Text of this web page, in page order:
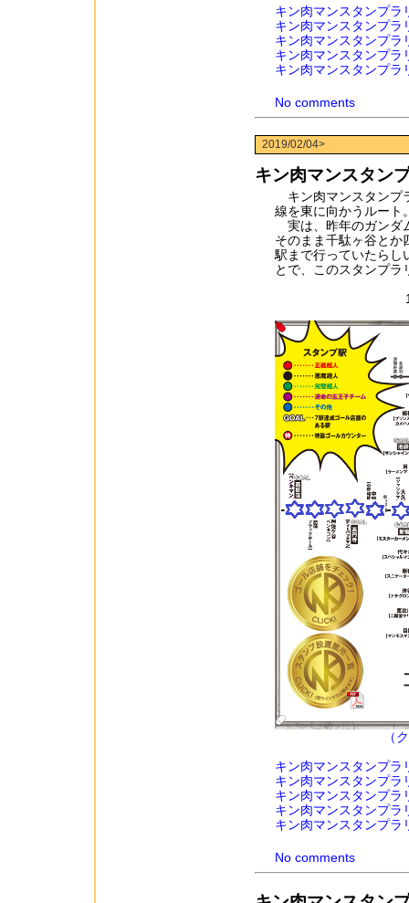
キン肉マンスタンプラ
キン肉マンスタンプラ
キン肉マンスタンプラ
キン肉マンスタンプラ
キン肉マンスタンプラ
No comments
2019/02/04>
キン肉マンスタン
キン肉マンスタンプ
線を東に向かうルート
実は、昨年のガンダ
そのまま千駄ヶ谷とか
駅まで行っていたらし
とで、このスタンプ
（
キン肉マンスタンプラ
キン肉マンスタンプラ
キン肉マンスタンプラ
キン肉マンスタンプラ
キン肉マンスタンプラ
No comments